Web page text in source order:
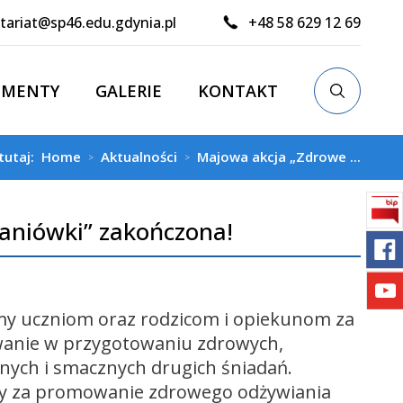
+48 58 629 12 69
GALERIE KONTAKT
Home > Aktualności > Majowa akcja „Zdrowe ...
zakończona!
uczniom oraz rodzicom i opiekunom za
w przygotowaniu zdrowych,
i smacznych drugich śniadań.
za promowanie zdrowego odżywiania